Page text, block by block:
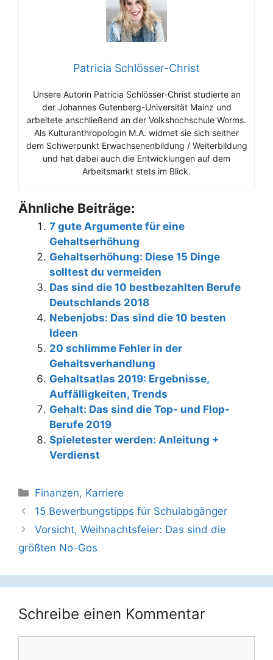
Patricia Schlösser-Christ
Unsere Autorin Patricia Schlösser-Christ studierte an
der Johannes Gutenberg-Universität Mainz und
arbeitete anschließend an der Volkshochschule Worms.
Als Kulturanthropologin M.A. widmet sie sich seither
dem Schwerpunkt Erwachsenenbildung / Weiterbildung
und hat dabei auch die Entwicklungen auf dem
Arbeitsmarkt stets im Blick.
Ähnliche Beiträge:
7 gute Argumente für eine
Gehaltserhöhung
Gehaltserhöhung: Diese 15 Dinge
solltest du vermeiden
Das sind die 10 bestbezahlten Berufe
Deutschlands 2018
Nebenjobs: Das sind die 10 besten
Ideen
20 schlimme Fehler in der
Gehaltsverhandlung
Gehaltsatlas 2019: Ergebnisse,
Auffälligkeiten, Trends
Gehalt: Das sind die Top- und Flop-
Berufe 2019
Spieletester werden: Anleitung +
Verdienst
Kategorien
Finanzen, Karriere
Beitrags-
Navigation
15 Bewerbungstipps für Schulabgänger
Vorsicht, Weihnachtsfeier: Das sind die
größten No-Gos
Schreibe einen Kommentar